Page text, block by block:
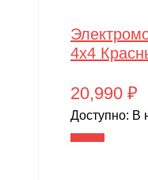
4х4
20,990 ₽
Доступно: В